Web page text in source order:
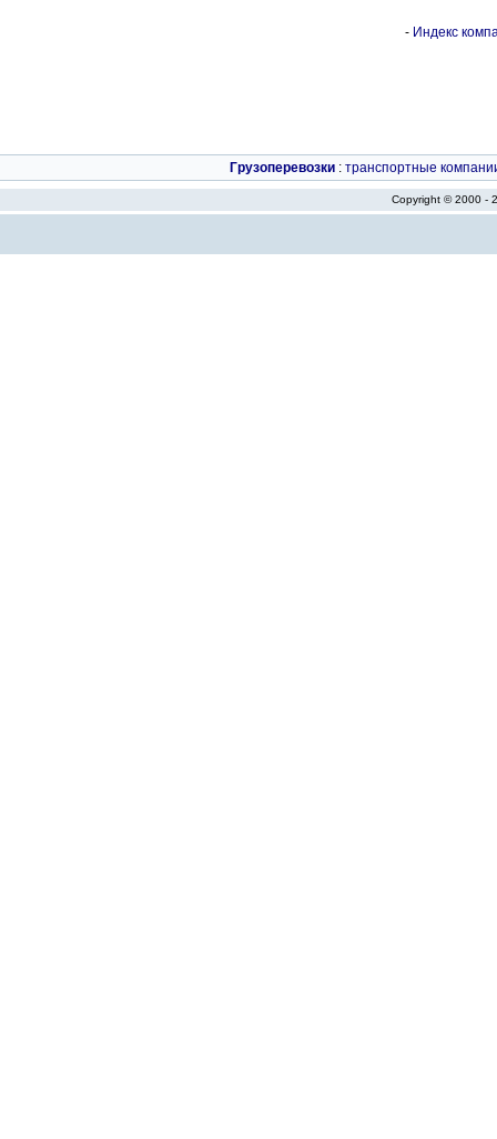
- Индекс
Грузоперевозки : транспортные
Copyright © 2000 -